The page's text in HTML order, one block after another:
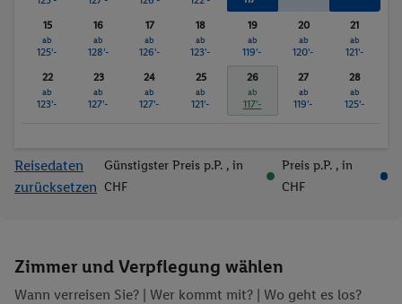
15
ab
125'-
16
ab
128'-
17
ab
126'-
18
ab
123'-
19
ab
119'-
20
ab
120'-
21
ab
121'-
22
ab
123'-
23
ab
127'-
24
ab
127'-
25
ab
121'-
26
ab
117'-
27
ab
119'-
28
ab
125'-
Reisedaten
zurücksetzen
Günstigster Preis p.P. , in
CHF
Preis p.P., in
CHF
Zimmer und Verpflegung wählen
Wann verreisen Sie? | Wer kommt mit? | Wo geht es los?